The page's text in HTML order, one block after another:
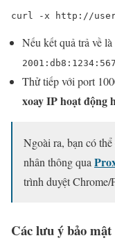
curl -x http://
Nếu kết quả trả về
Thử tiếp với port
xoay IP hoạt động
Ngoài ra, bạn có
nhân thông qua
trình duyệt Chrome/
Các lưu ý bảo